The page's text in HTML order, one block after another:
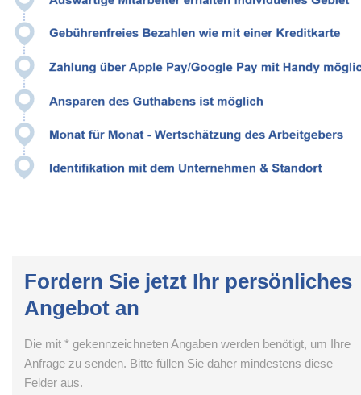
Fordern Sie jetzt Ihr persönliches
Angebot an
Die mit * gekennzeichneten Angaben werden benötigt, um Ihre
Anfrage zu senden. Bitte füllen Sie daher mindestens diese
Felder aus.